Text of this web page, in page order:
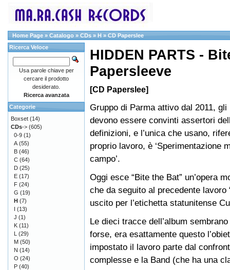
Home Page » Catalogo » CDs » H » CD Paperslee
HIDDEN PARTS -
Papersleeve
[CD Paperslee]
Gruppo di Parma attivo dal 2011, gli
devono essere convinti assertori
definizioni, e l’unica che usano,
proprio lavoro, è ‘Sperimentazione
campo’.
Oggi esce “Bite the Bat” un’opera
che da seguito al precedente lavoro
uscito per l’etichetta statunitense
Le dieci tracce dell’album
forse, era esattamente questo
impostato il lavoro parte dal
complesse e la Band (che ha una
Ricerca Veloce
Usa parole chiave per
cercare il prodotto
desiderato.
Ricerca avanzata
Categorie
Boxset (14)
CDs-> (605)
0-9 (1)
A (55)
B (46)
C (64)
D (25)
E (17)
F (24)
G (19)
H (7)
I (13)
J (1)
K (11)
L (29)
M (50)
N (14)
O (24)
P (40)